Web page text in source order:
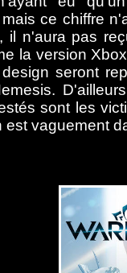
ce chiffre
il n'aura pas
la version
seront
sont les
est vaguement